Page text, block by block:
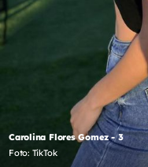
Carolina Flores Gomez - 3
Foto: TikTok